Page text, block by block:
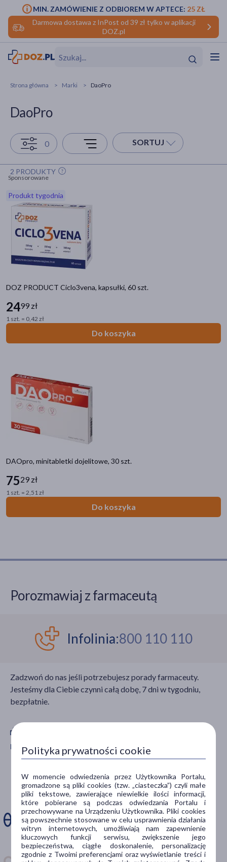
Darmowa dostawa z InPost od 39 zł tylko w aplikacji
DOZ.pl
MIN. ZAMÓWIENIE Z ODBIOREM W APTECE: 25 ZŁ
Hit
Hit
Strona główna Marki DaoPro
DaoPro
0 SORTUJ
2 PRODUKTY
Sponsorowane
Produkt tygodnia
DOZ PRODUCT Ciclo3vena, kapsułki, 60 szt.
2499 zł
1 szt. = 0,42 zł
Do koszyka
DAOpro, minitabletki dojelitowe, 30 szt.
7529 zł
1 szt. = 2,51 zł
Do koszyka
Kategorie produktów
Zdrowie
Filtry
Dostępny
Wysyłka
Cena
zł – zł
Płeć
Porozmawiaj z farmaceutą
Infolinia:800 110 110
Zadzwoń do nas jeśli potrzebujesz porady farmaceuty.
Jesteśmy dla Ciebie czynni całą dobę, 7 dni w tygodniu,
bezpłatnie.
Pobierz aplikację mobilną Doz.pl
Zdarza Ci się
ominąć dawkę
leku?
Zainstaluj aplikację. Stwórz
apteczkę. Przypomnimy Ci
kiedy wziąć lek.
Polityka prywatności cookie
W momencie odwiedzenia przez Użytkownika Portalu,
gromadzone są pliki cookies (tzw. „ciasteczka”) czyli małe
pliki tekstowe, zawierające niewielkie ilości informacji,
które pobierane są podczas odwiedzania Portalu i
przechowywane na Urządzeniu Użytkownika. Pliki cookies
są powszechnie stosowane w celu usprawnienia działania
witryn internetowych, umożliwiają nam zapewnienie
kluczowych funkcji serwisu, zwiększenie jego
bezpieczeństwa, ciągłe doskonalenie, personalizację
zgodnie z Twoimi preferencjami oraz wyświetlanie treści i